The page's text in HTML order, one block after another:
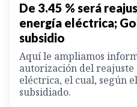
De 3.45 % será
energía eléctrica;
subsidio
Aquí le ampliamos
autorización del
eléctrica, el cual, según
subsidiado.